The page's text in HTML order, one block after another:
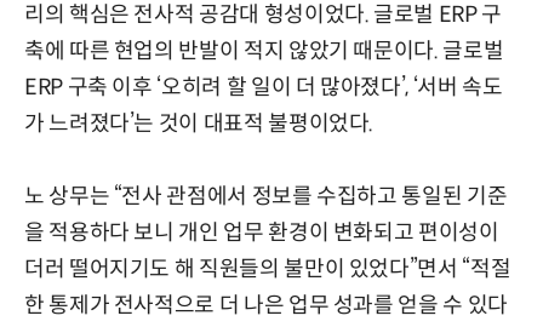
리의 핵심은 전사적 공감대 형성이었다. 글로벌 ERP 구
축에 따른 현업의 반발이 적지 않았기 때문이다. 글로벌
ERP 구축 이후 ‘오히려 할 일이 더 많아졌다’, ‘서버 속도
가 느려졌다’는 것이 대표적 불평이었다.
노 상무는 “전사 관점에서 정보를 수집하고 통일된 기준
을 적용하다 보니 개인 업무 환경이 변화되고 편이성이
더러 떨어지기도 해 직원들의 불만이 있었다”면서 “적절
한 통제가 전사적으로 더 나은 업무 성과를 얻을 수 있다